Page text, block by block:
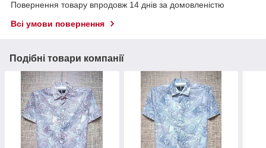
Повернення товару впродовж 14 днів за домовленістю
Всі умови повернення
Подібні товари компанії